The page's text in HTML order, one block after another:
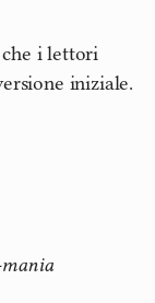
che i lettori
iniziale.